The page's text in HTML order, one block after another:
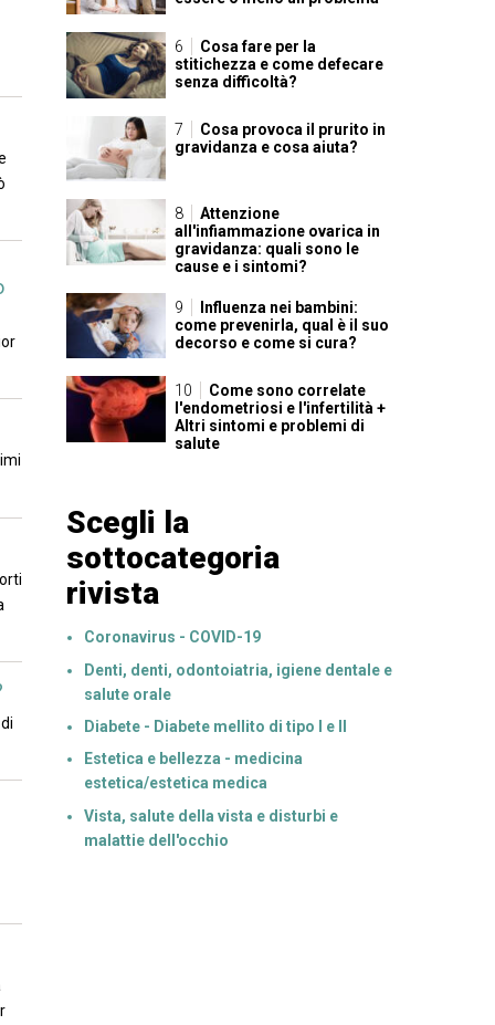
Cosa fare per la
stitichezza e come defecare
senza difficoltà?
Cosa provoca il prurito in
gravidanza e cosa aiuta?
Attenzione
all'infiammazione ovarica in
gravidanza: quali sono le
cause e i sintomi?
Influenza nei bambini:
come prevenirla, qual è il suo
decorso e come si cura?
Come sono correlate
l'endometriosi e l'infertilità +
Altri sintomi e problemi di
salute
Scegli la
sottocategoria
rivista
Coronavirus - COVID-19
Denti, denti, odontoiatria, igiene dentale e
salute orale
Diabete - Diabete mellito di tipo I e II
Estetica e bellezza - medicina
estetica/estetica medica
Vista, salute della vista e disturbi e
malattie dell'occhio